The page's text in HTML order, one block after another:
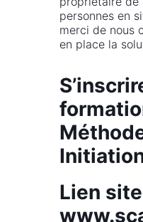
personnes en
merci de nous
en place la
Lien